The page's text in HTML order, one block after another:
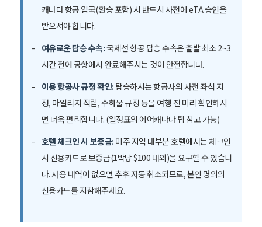
캐나다 항공 입국(환승 포함) 시 반드시 사전에 eTA 승인을
받으셔야 합니다.
여유로운 탑승 수속:국제선 항공 탑승 수속은 출발 최소 2~3
시간 전에 공항에서 완료해주시는 것이 안전합니다.
이용 항공사 규정 확인: 탑승하시는 항공사의 사전 좌석 지
정, 마일리지 적립, 수하물 규정 등을 여행 전 미리 확인하시
면 더욱 편리합니다. (일정표의 에어캐나다 팁 참고 가능)
호텔 체크인 시 보증금: 미주 지역 대부분 호텔에서는 체크인
시 신용카드로 보증금(1박당 $100 내외)을 요구할 수 있습니
다. 사용 내역이 없으면 추후 자동 취소되므로, 본인 명의의
신용카드를 지참해주세요.